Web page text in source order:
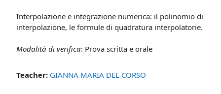
Interpolazione e integrazione numerica: il polinomio di
interpolazione, le formule di quadratura interpolatorie.
Modalità di verifica: Prova scritta e orale
Teacher: GIANNA MARIA DEL CORSO